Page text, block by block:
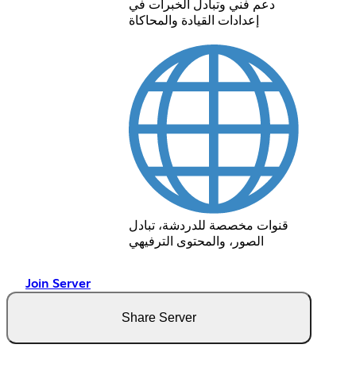
دعم فني وتبادل الخبرات في
إعدادات القيادة والمحاكاة
قنوات مخصصة للدردشة، تبادل
الصور، والمحتوى الترفيهي
Join Server
Share Server